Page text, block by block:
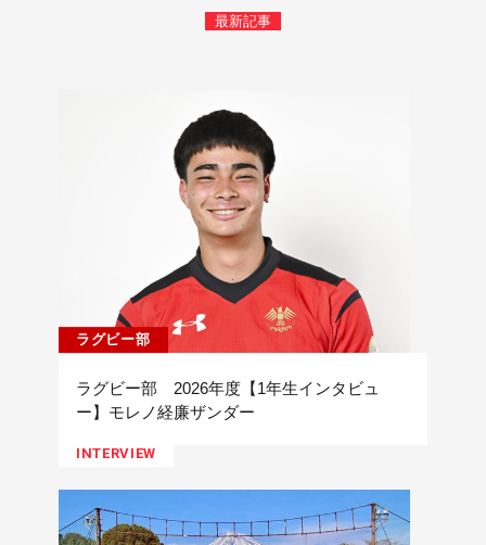
最新記事
ラグビー部
ラグビー部 2026年度【1年生インタビュ
ー】モレノ経廉ザンダー
INTERVIEW